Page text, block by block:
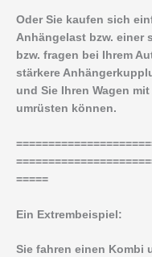
Oder Sie kaufen sich
Anhängelast bzw. einer
bzw. fragen bei Ihrem
stärkere
und Sie Ihren Wagen
umrüsten können.
=====
Ein Extrembeispiel:
Sie fahren einen Kombi